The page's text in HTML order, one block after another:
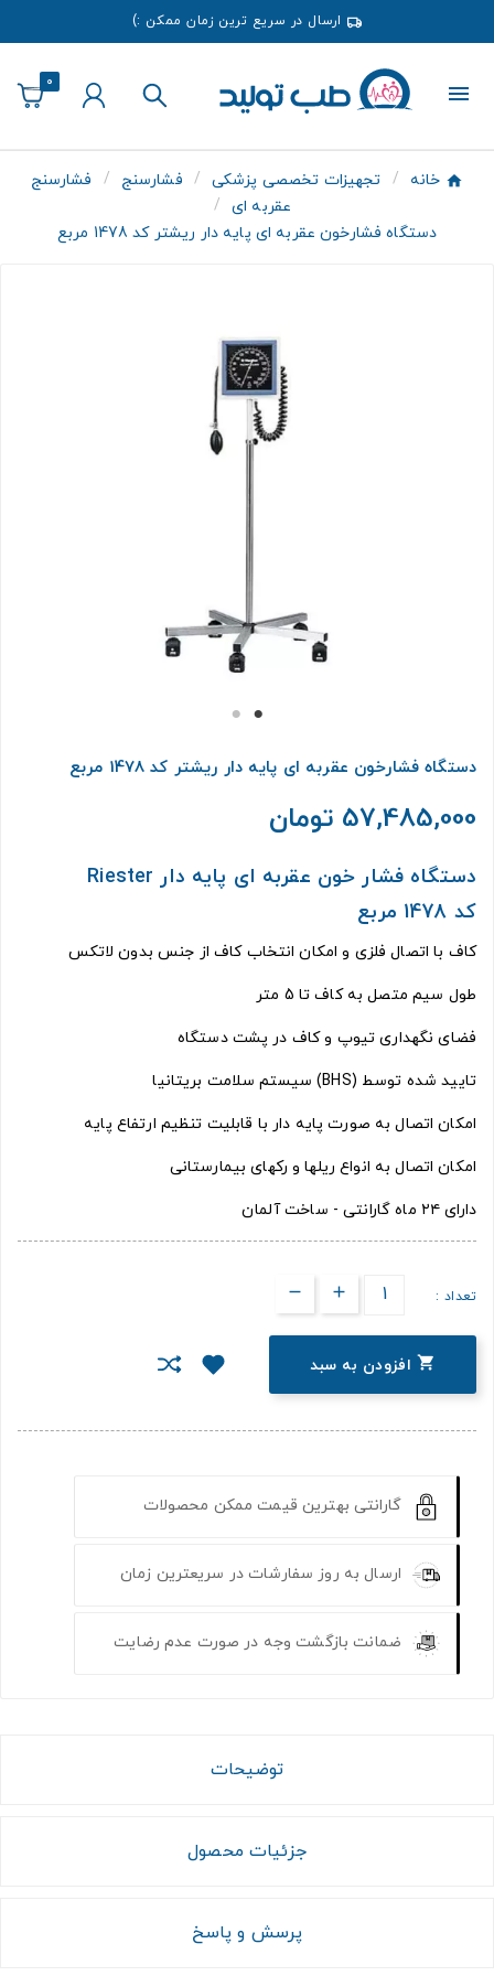
ارسال در سریع ترین زمان ممکن :)
0
خانه تجهیزات تخصصی پزشکی فشارسنج
فشارسنج
عقربه ای
دستگاه فشارخون عقربه ای پایه دار ریشتر کد 1478 مربع
دستگاه فشارخون عقربه ای پایه دار ریشتر کد 1478 مربع
57,485,000 تومان
دستگاه فشار خون عقربه ای پایه دار Riester
کد 1478 مربع
کاف با اتصال فلزی و امکان انتخاب کاف از جنس بدون لاتکس
طول سیم متصل به کاف تا 5 متر
فضای نگهداری تیوپ و کاف در پشت دستگاه
تایید شده توسط (BHS) سیستم سلامت بریتانیا
امکان اتصال به صورت پایه دار با قابلیت تنظیم ارتفاع پایه
امکان اتصال به انواع ریلها و رکهای بیمارستانی
دارای ۲۴ ماه گارانتی - ساخت آلمان
تعداد :
 افزودن به سبد
گارانتی بهترین قیمت ممکن محصولات
ارسال به روز سفارشات در سریعترین زمان
ضمانت بازگشت وجه در صورت عدم رضایت
توضیحات
جزئیات محصول
پرسش و پاسخ